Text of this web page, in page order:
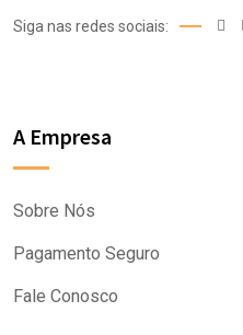
Siga nas redes sociais:
A Empresa
Sobre Nós
Pagamento Seguro
Fale Conosco